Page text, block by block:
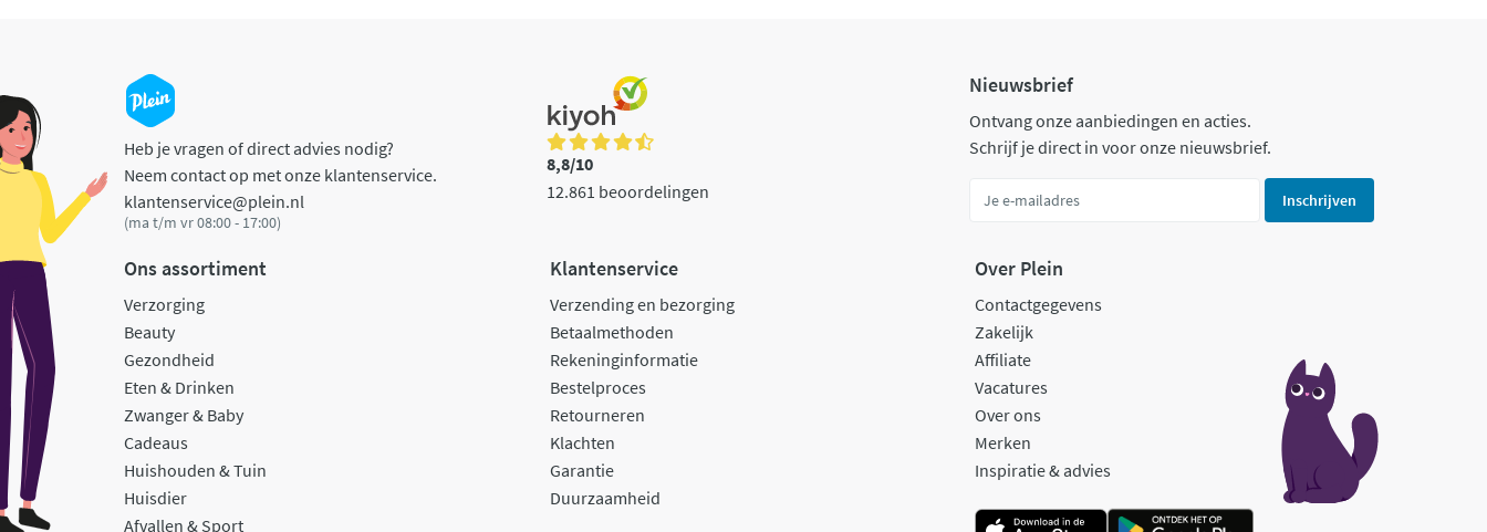
Heb je vragen of direct advies nodig?
Neem contact op met onze klantenservice.
klantenservice@plein.nl
(ma t/m vr 08:00 - 17:00)
8,8/10
12.861 beoordelingen
Nieuwsbrief
Ontvang onze aanbiedingen en acties.
Schrijf je direct in voor onze nieuwsbrief.
Inschrijven
Ons assortiment
Verzorging
Beauty
Gezondheid
Eten & Drinken
Zwanger & Baby
Cadeaus
Huishouden & Tuin
Huisdier
Afvallen & Sport
Klantenservice
Verzending en bezorging
Betaalmethoden
Rekeninginformatie
Bestelproces
Retourneren
Klachten
Garantie
Duurzaamheid
Over Plein
Contactgegevens
Zakelijk
Affiliate
Vacatures
Over ons
Merken
Inspiratie & advies